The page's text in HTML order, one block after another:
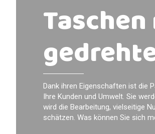
Dank ihren Eigenschaften ist die
Ihre Kunden und Umwelt. Sie
wird die Bearbeitung, vielseitige
schätzen. Was können Sie sich